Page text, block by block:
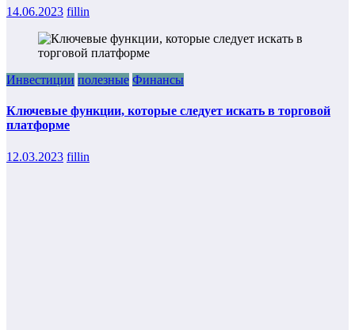
14.06.2023 fillin
Инвестиции полезные Финансы
Ключевые функции, которые следует искать в торговой
платформе
12.03.2023 fillin